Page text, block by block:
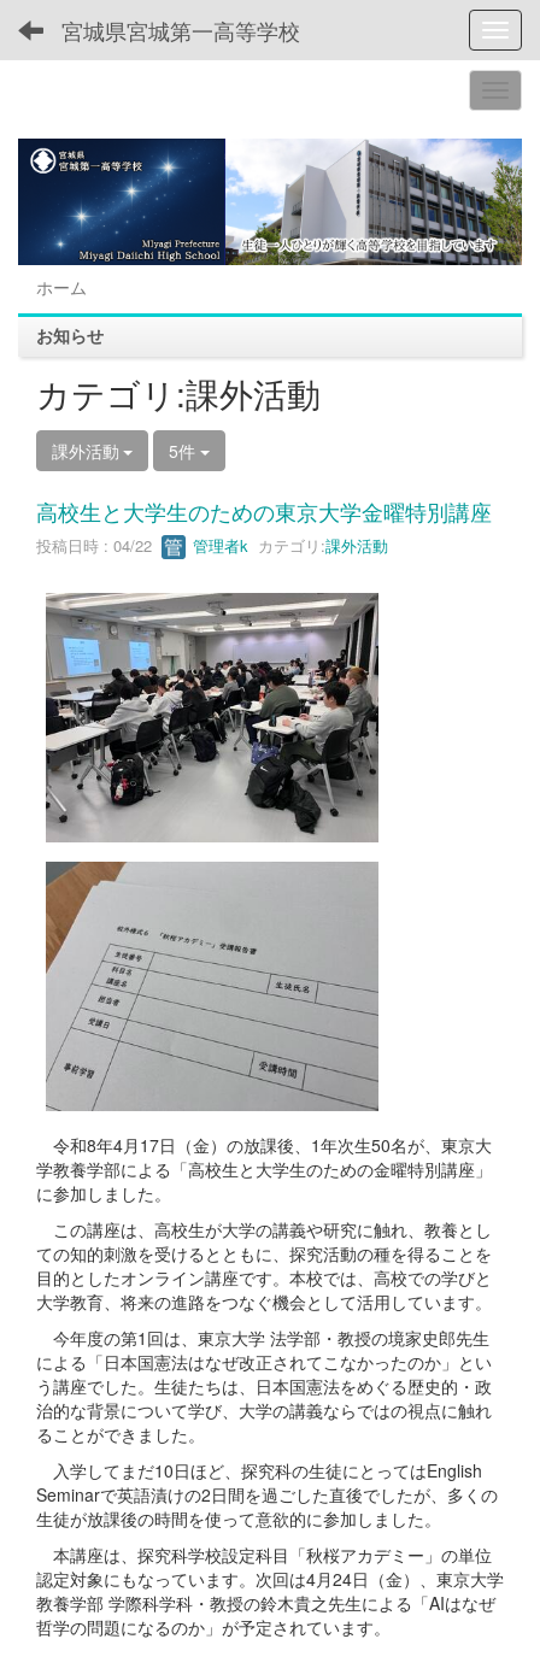
宮城県宮城第一高等学校
ホーム
お知らせ
カテゴリ:課外活動
課外活動 5件
高校生と大学生のための東京大学金曜特別講座
投稿日時 : 04/22 管理者k カテゴリ:課外活動
令和8年4月17日（金）の放課後、1年次生50名が、東京大
学教養学部による「高校生と大学生のための金曜特別講座」
に参加しました。
この講座は、高校生が大学の講義や研究に触れ、教養とし
ての知的刺激を受けるとともに、探究活動の種を得ることを
目的としたオンライン講座です。本校では、高校での学びと
大学教育、将来の進路をつなぐ機会として活用しています。
今年度の第1回は、東京大学 法学部・教授の境家史郎先生
による「日本国憲法はなぜ改正されてこなかったのか」とい
う講座でした。生徒たちは、日本国憲法をめぐる歴史的・政
治的な背景について学び、大学の講義ならではの視点に触れ
ることができました。
入学してまだ10日ほど、探究科の生徒にとってはEnglish
Seminarで英語漬けの2日間を過ごした直後でしたが、多くの
生徒が放課後の時間を使って意欲的に参加しました。
本講座は、探究科学校設定科目「秋桜アカデミー」の単位
認定対象にもなっています。次回は4月24日（金）、東京大学
教養学部 学際科学科・教授の鈴木貴之先生による「AIはなぜ
哲学の問題になるのか」が予定されています。